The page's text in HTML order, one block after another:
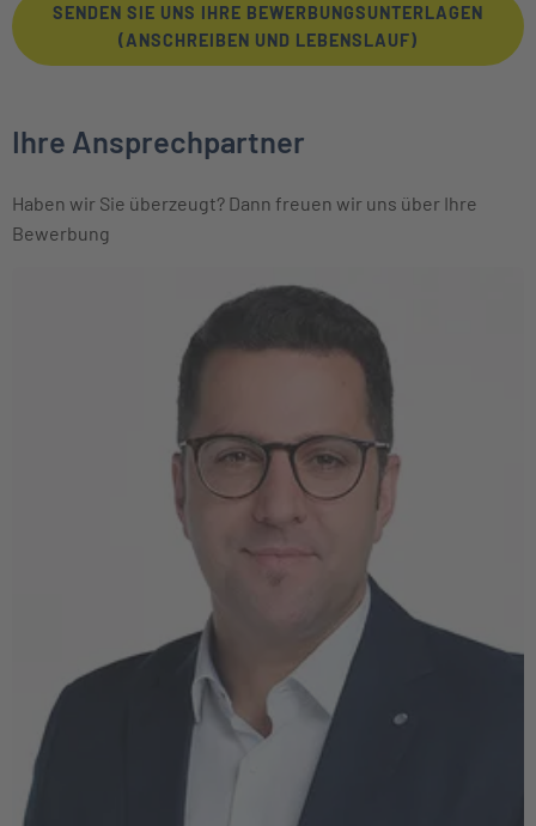
SENDEN SIE UNS IHRE BEWERBUNGSUNTERLAGEN
(ANSCHREIBEN UND LEBENSLAUF)
Ihre Ansprechpartner
Haben wir Sie überzeugt? Dann freuen wir uns über Ihre
Bewerbung